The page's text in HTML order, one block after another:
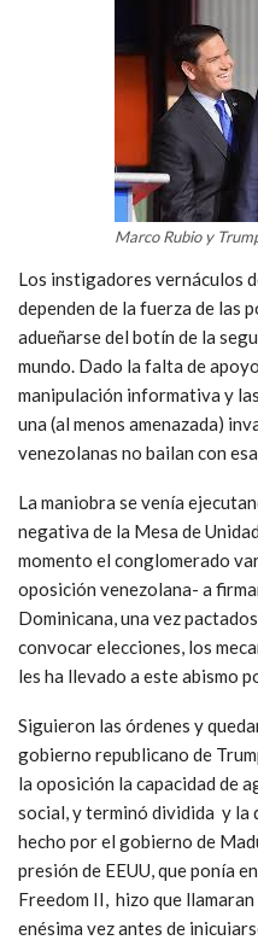
Marco Rubio y
Los instigadores vernáculos
dependen de la fuerza de las
adueñarse del botín de la
mundo. Dado la falta de
manipulación informativa y
una (al menos amenazada)
venezolanas no bailan con
La maniobra se venía
negativa de la Mesa de
momento el conglomerado
oposición venezolana- a
Dominicana, una vez
convocar elecciones, los
les ha llevado a este abismo
Siguieron las órdenes y
gobierno republicano de
la oposición la capacidad de
social, y terminó dividida y la
hecho por el gobierno de
presión de EEUU, que ponía
Freedom II, hizo que
enésima vez antes de